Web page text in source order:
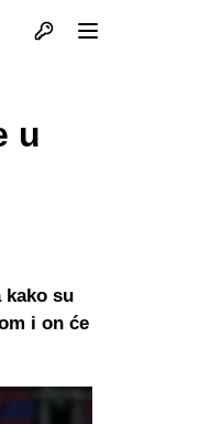
Otvori profil
u
kako su
i on će